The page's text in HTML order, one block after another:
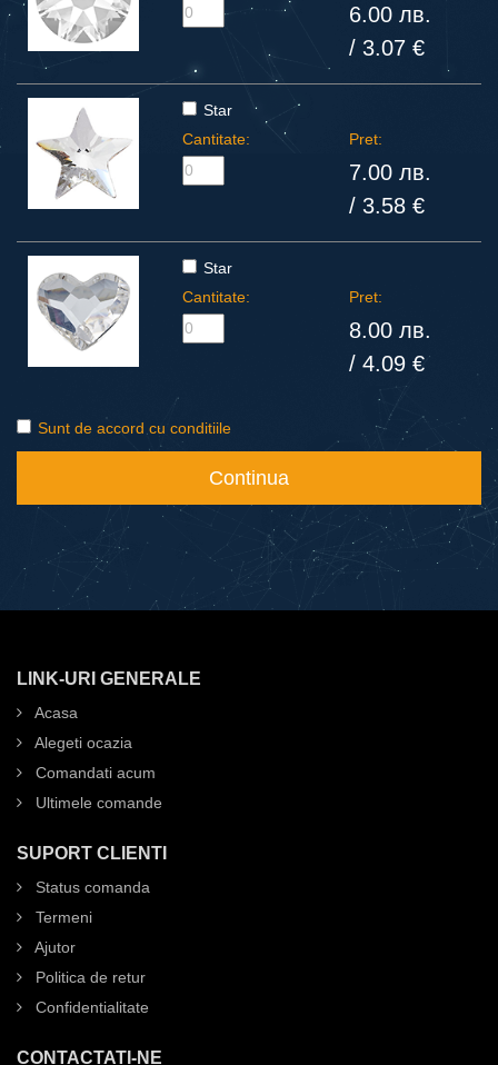
6.00 лв.
/ 3.07 €
Star
Cantitate:
Pret:
7.00 лв.
/ 3.58 €
Star
Cantitate:
Pret:
8.00 лв.
/ 4.09 €
Sunt de accord cu conditiile
Continua
LINK-URI GENERALE
Acasa
Alegeti ocazia
Comandati acum
Ultimele comande
SUPORT CLIENTI
Status comanda
Termeni
Ajutor
Politica de retur
Confidentialitate
CONTACTATI-NE